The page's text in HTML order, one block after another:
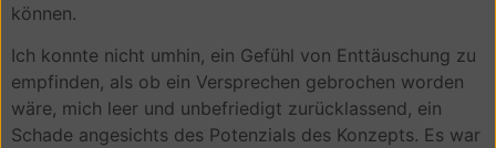
können.
Ich konnte nicht umhin, ein Gefühl von Enttäuschung zu
empfinden, als ob ein Versprechen gebrochen worden
wäre, mich leer und unbefriedigt zurücklassend, ein
Schade angesichts des Potenzials des Konzepts. Es war